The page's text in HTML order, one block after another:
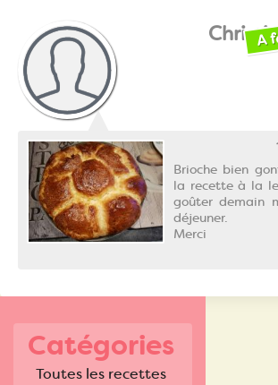
Catégories
Toutes les recettes
A
Brioche bien
la recette à la
goûter demain
déjeuner.
Merci